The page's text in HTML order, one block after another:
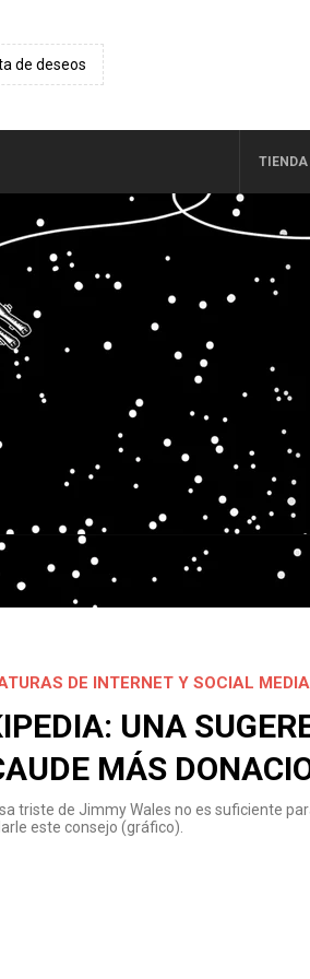
de deseos
TIENDA
DE INTERNET Y SOCIAL MEDIA
UNA
MÁS
triste de Jimmy Wales no es suficiente
este consejo (gráfico).